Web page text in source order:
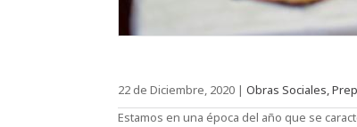
22 de Diciembre, 2020 | Obras Sociales,
Estamos en una época del año que se